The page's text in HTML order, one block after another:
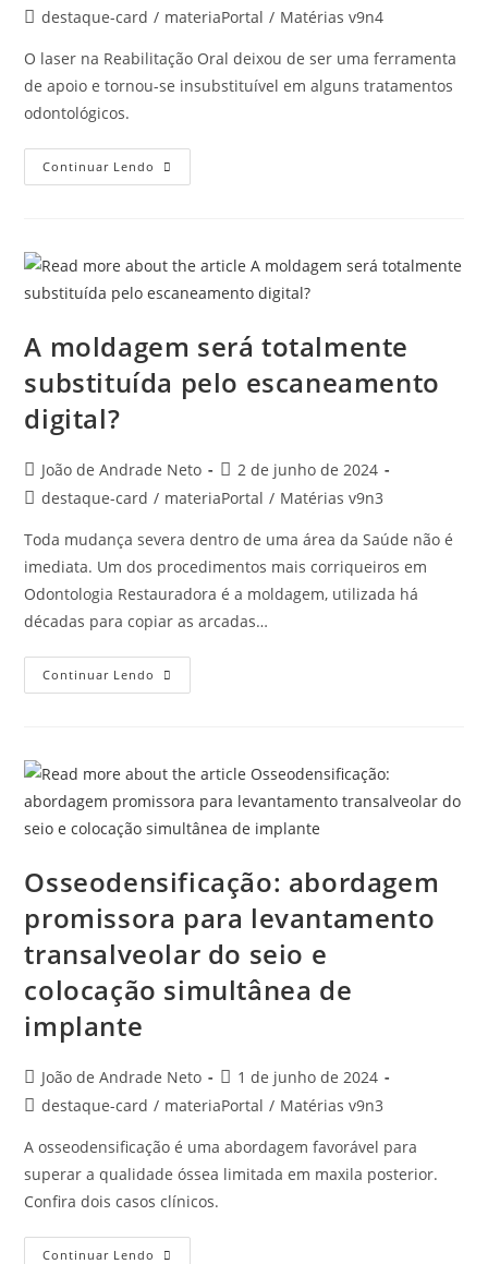
destaque-card / materiaPortal / Matérias v9n4
O laser na Reabilitação Oral deixou de ser uma ferramenta
de apoio e tornou-se insubstituível em alguns tratamentos
odontológicos.
Continuar Lendo
A moldagem será totalmente
substituída pelo escaneamento
digital?
João de Andrade Neto
2 de junho de 2024
destaque-card / materiaPortal / Matérias v9n3
Toda mudança severa dentro de uma área da Saúde não é
imediata. Um dos procedimentos mais corriqueiros em
Odontologia Restauradora é a moldagem, utilizada há
décadas para copiar as arcadas…
Continuar Lendo
Osseodensificação: abordagem
promissora para levantamento
transalveolar do seio e
colocação simultânea de
implante
João de Andrade Neto
1 de junho de 2024
destaque-card / materiaPortal / Matérias v9n3
A osseodensificação é uma abordagem favorável para
superar a qualidade óssea limitada em maxila posterior.
Confira dois casos clínicos.
Continuar Lendo